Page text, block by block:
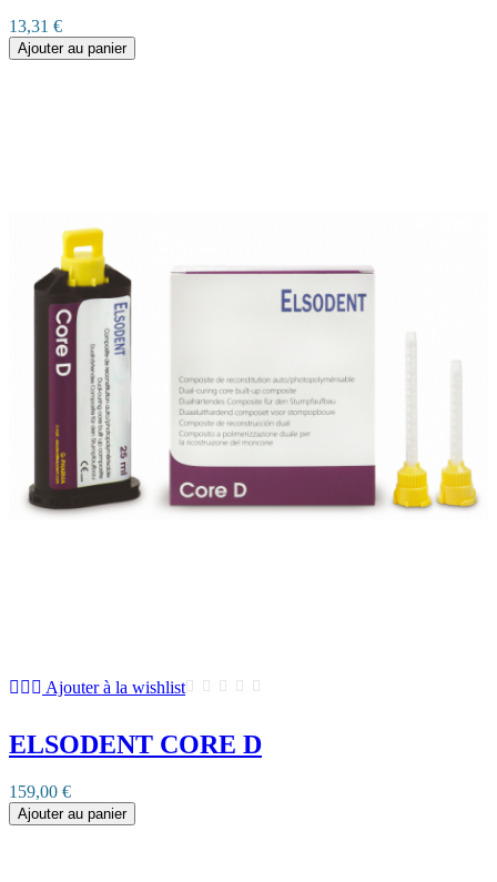
13,31 €
Ajouter au panier
Ajouter à la wishlist
ELSODENT CORE D
159,00 €
Ajouter au panier